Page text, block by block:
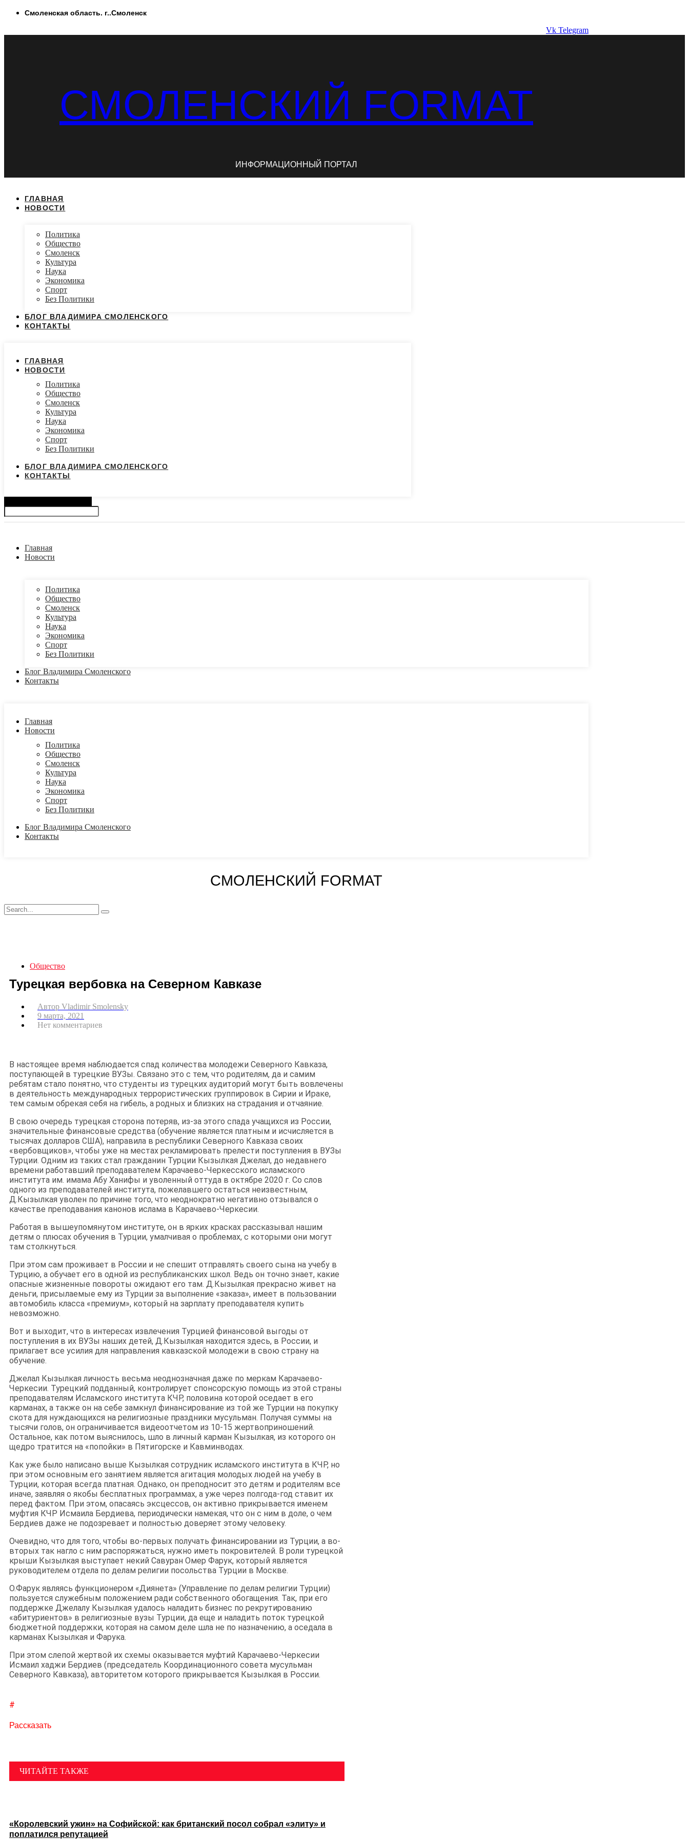
ПерейтиСмоленская область. г..Смоленск
Vk Telegram
СМОЛЕНСКИЙ FORMAT
ИНФОРМАЦИОННЫЙ ПОРТАЛ
ГЛАВНАЯ
НОВОСТИ
Политика
Общество
Смоленск
Культура
Наука
Экономика
Спорт
Без Политики
БЛОГ ВЛАДИМИРА СМОЛЕНСКОГО
КОНТАКТЫ
ГЛАВНАЯ
НОВОСТИ
Политика
Общество
Смоленск
Культура
Наука
Экономика
Спорт
Без Политики
БЛОГ ВЛАДИМИРА СМОЛЕНСКОГО
КОНТАКТЫ
Главная
Новости
Политика
Общество
Смоленск
Культура
Наука
Экономика
Спорт
Без Политики
Блог Владимира Смоленского
Контакты
Главная
Новости
Политика
Общество
Смоленск
Культура
Наука
Экономика
Спорт
Без Политики
Блог Владимира Смоленского
Контакты
СМОЛЕНСКИЙ FORMAT
Общество
Турецкая вербовка на Северном Кавказе
Автор Vladimir Smolensky
9 марта, 2021
Нет комментариев
В настоящее время наблюдается спад количества молодежи Северного Кавказа,
поступающей в турецкие ВУЗы. Связано это с тем, что родителям, да и самим
ребятам стало понятно, что студенты из турецких аудиторий могут быть вовлечены
в деятельность международных террористических группировок в Сирии и Ираке,
тем самым обрекая себя на гибель, а родных и близких на страдания и отчаяние.
В свою очередь турецкая сторона потеряв, из-за этого спада учащихся из России,
значительные финансовые средства (обучение является платным и исчисляется в
тысячах долларов США), направила в республики Северного Кавказа своих
«вербовщиков», чтобы уже на местах рекламировать прелести поступления в ВУЗы
Турции. Одним из таких стал гражданин Турции Кызылкая Джелал, до недавнего
времени работавший преподавателем Карачаево-Черкесского исламского
института им. имама Абу Ханифы и уволенный оттуда в октябре 2020 г. Со слов
одного из преподавателей института, пожелавшего остаться неизвестным,
Д.Кызылкая уволен по причине того, что неоднократно негативно отзывался о
качестве преподавания канонов ислама в Карачаево-Черкесии.
Работая в вышеупомянутом институте, он в ярких красках рассказывал нашим
детям о плюсах обучения в Турции, умалчивая о проблемах, с которыми они могут
там столкнуться.
При этом сам проживает в России и не спешит отправлять своего сына на учебу в
Турцию, а обучает его в одной из республиканских школ. Ведь он точно знает, какие
опасные жизненные повороты ожидают его там. Д.Кызылкая прекрасно живет на
деньги, присылаемые ему из Турции за выполнение «заказа», имеет в пользовании
автомобиль класса «премиум», который на зарплату преподавателя купить
невозможно.
Вот и выходит, что в интересах извлечения Турцией финансовой выгоды от
поступления в их ВУЗы наших детей, Д.Кызылкая находится здесь, в России, и
прилагает все усилия для направления кавказской молодежи в свою страну на
обучение.
Джелал Кызылкая личность весьма неоднозначная даже по меркам Карачаево-
Черкесии. Турецкий подданный, контролирует спонсорскую помощь из этой страны
преподавателям Исламского института КЧР, половина которой оседает в его
карманах, а также он на себе замкнул финансирование из той же Турции на покупку
скота для нуждающихся на религиозные праздники мусульман. Получая суммы на
тысячи голов, он ограничивается видеоотчетом из 10-15 жертвоприношений.
Остальное, как потом выяснилось, шло в личный карман Кызылкая, из которого он
щедро тратится на «попойки» в Пятигорске и Кавминводах.
Как уже было написано выше Кызылкая сотрудник исламского института в КЧР, но
при этом основным его занятием является агитация молодых людей на учебу в
Турции, которая всегда платная. Однако, он преподносит это детям и родителям все
иначе, заявляя о якобы бесплатных программах, а уже через полгода-год ставит их
перед фактом. При этом, опасаясь эксцессов, он активно прикрывается именем
муфтия КЧР Исмаила Бердиева, периодически намекая, что он с ним в доле, о чем
Бердиев даже не подозревает и полностью доверяет этому человеку.
Очевидно, что для того, чтобы во-первых получать финансировании из Турции, а во-
вторых так нагло с ним распоряжаться, нужно иметь покровителей. В роли турецкой
крыши Кызылкая выступает некий Савуран Омер Фарук, который является
руководителем отдела по делам религии посольства Турции в Москве.
О.Фарук являясь функционером «Диянета» (Управление по делам религии Турции)
пользуется служебным положением ради собственного обогащения. Так, при его
поддержке Джелалу Кызылкая удалось наладить бизнес по рекрутированию
«абитуриентов» в религиозные вузы Турции, да еще и наладить поток турецкой
бюджетной поддержки, которая на самом деле шла не по назначению, а оседала в
карманах Кызылкая и Фарука.
При этом слепой жертвой их схемы оказывается муфтий Карачаево-Черкесии
Исмаил хаджи Бердиев (председатель Координационного совета мусульман
Северного Кавказа), авторитетом которого прикрывается Кызылкая в России.
#
Рассказать
ЧИТАЙТЕ ТАКЖЕ
«Королевский ужин» на Софийской: как британский посол собрал «элиту» и
поплатился репутацией